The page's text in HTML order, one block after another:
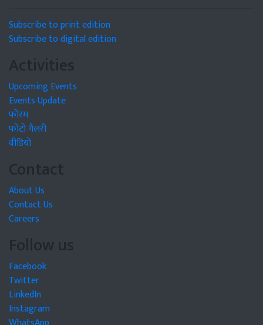
Subscribe to print edition
Subscribe to digital edition
Activities
Upcoming Events
Events Update
फोरम
फोटो गैलरी
वीडियो
Contact
About Us
Contact Us
Careers
Follow us
Facebook
Twitter
LinkedIn
Instagram